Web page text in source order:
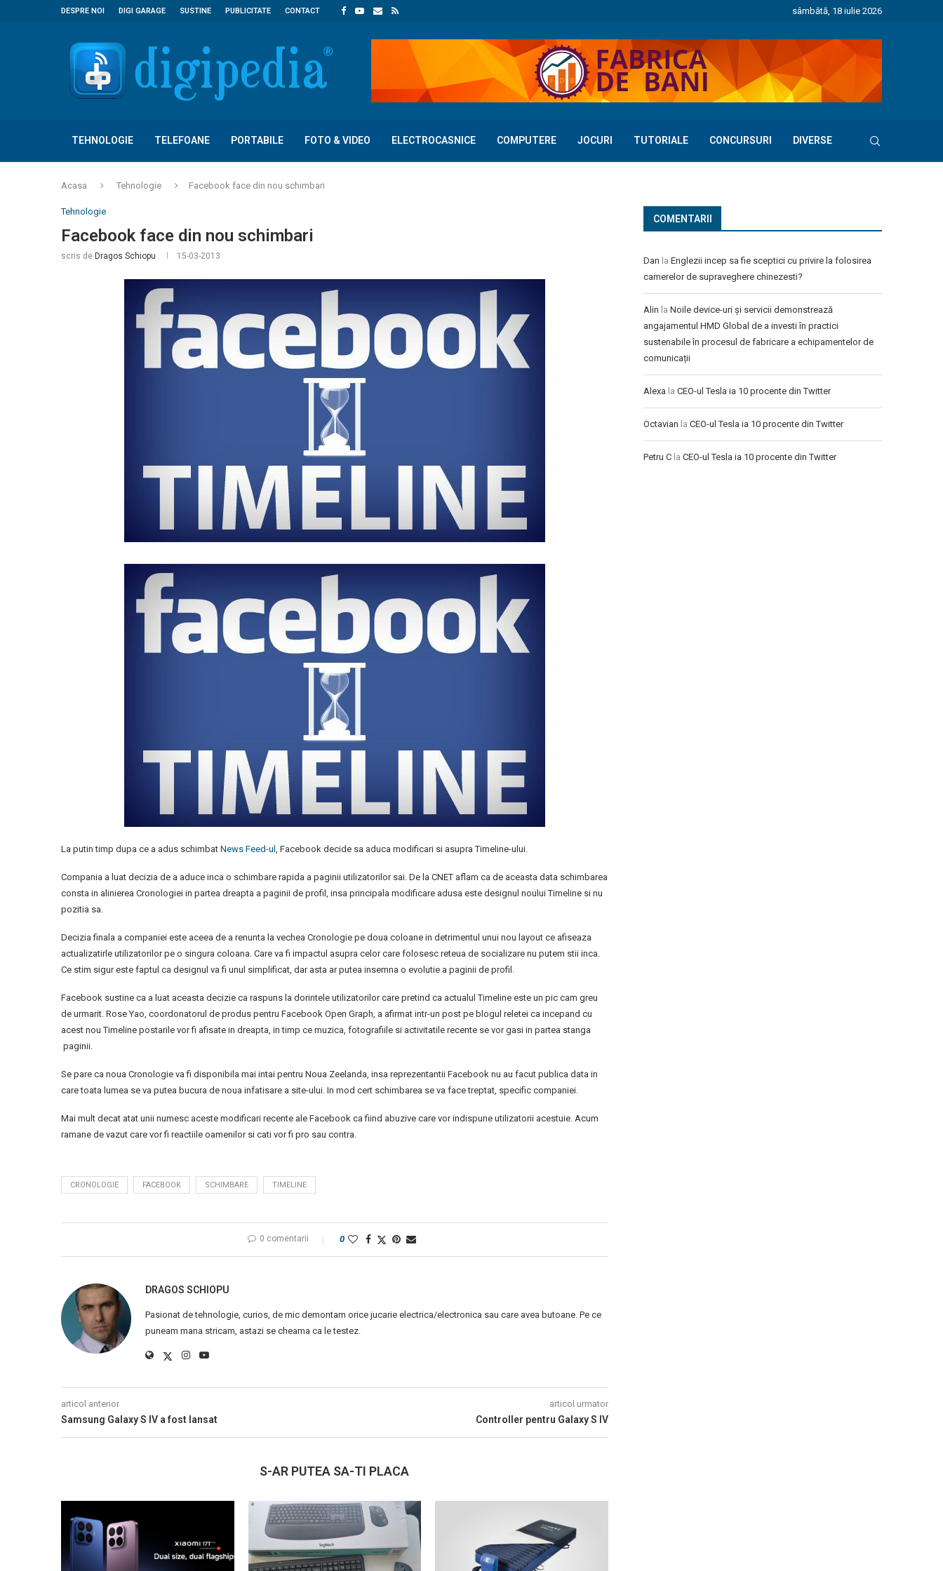
DESPRE NOI DIGI GARAGE SUSTINE PUBLICITATE CONTACT sâmbătă, 18 iulie 2026
TEHNOLOGIE TELEFOANE PORTABILE FOTO & VIDEO ELECTROCASNICE COMPUTERE JOCURI TUTORIALE CONCURSURI DIVERSE
Acasa Tehnologie Facebook face din nou schimbari
Tehnologie
Facebook face din nou schimbari
scris de Dragos Schiopu 15-03-2013
La putin timp dupa ce a adus schimbat News Feed-ul , Facebook decide sa aduca modificari si asupra Timeline-ului.
Compania a luat decizia de a aduce inca o schimbare rapida a paginii utilizatorilor sai. De la CNET aflam ca de aceasta data schimbarea
consta in alinierea Cronologiei in partea dreapta a paginii de profil, insa principala modificare adusa este designul noului Timeline si nu
pozitia sa.
Decizia finala a companiei este aceea de a renunta la vechea Cronologie pe doua coloane in detrimentul unui nou layout ce afiseaza
actualizatirle utilizatorilor pe o singura coloana. Care va fi impactul asupra celor care folosesc reteua de socializare nu putem stii inca.
Ce stim sigur este faptul ca designul va fi unul simplificat, dar asta ar putea insemna o evolutie a paginii de profil.
Facebook sustine ca a luat aceasta decizie ca raspuns la dorintele utilizatorilor care pretind ca actualul Timeline este un pic cam greu
de urmarit. Rose Yao, coordonatorul de produs pentru Facebook Open Graph, a afirmat intr-un post pe blogul reletei ca incepand cu
acest nou Timeline postarile vor fi afisate in dreapta, in timp ce muzica, fotografiile si activitatile recente se vor gasi in partea stanga
paginii.
Se pare ca noua Cronologie va fi disponibila mai intai pentru Noua Zeelanda, insa reprezentantii Facebook nu au facut publica data in
care toata lumea se va putea bucura de noua infatisare a site-ului. In mod cert schimbarea se va face treptat, specific companiei.
Mai mult decat atat unii numesc aceste modificari recente ale Facebook ca fiind abuzive care vor indispune utilizatorii acestuie. Acum
ramane de vazut care vor fi reactiile oamenilor si cati vor fi pro sau contra.
CRONOLOGIE FACEBOOK SCHIMBARE TIMELINE
0 comentarii 0
DRAGOS SCHIOPU
Pasionat de tehnologie, curios, de mic demontam orice jucarie electrica/electronica sau care avea butoane. Pe ce
puneam mana stricam, astazi se cheama ca le testez.
articol anterior
Samsung Galaxy S IV a fost lansat
articol urmator
Controller pentru Galaxy S IV
S-AR PUTEA SA-TI PLACA
COMENTARII
Dan la Englezii incep sa fie sceptici cu privire la folosirea
camerelor de supraveghere chinezesti?
Alin la Noile device-uri și servicii demonstrează
angajamentul HMD Global de a investi în practici
sustenabile în procesul de fabricare a echipamentelor de
comunicații
Alexa la CEO-ul Tesla ia 10 procente din Twitter
Octavian la CEO-ul Tesla ia 10 procente din Twitter
Petru C la CEO-ul Tesla ia 10 procente din Twitter